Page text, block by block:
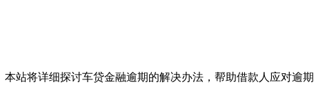
站将详细探讨车贷金融逾期的解决办法，帮助借款人应对逾期